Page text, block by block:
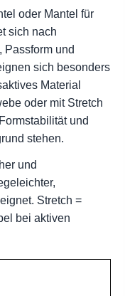
oder Mantel für
sich nach
Passform und
sich besonders
Material
oder mit Stretch
und
stehen.
und
Stretch =
bei aktiven